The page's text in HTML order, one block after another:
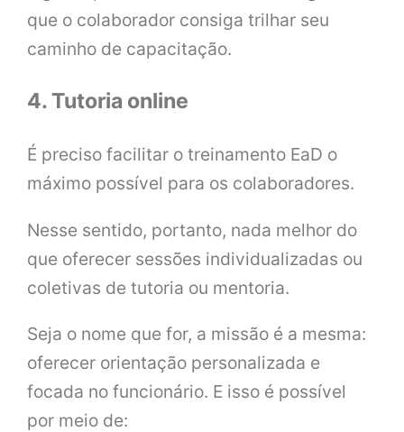
que o colaborador consiga trilhar seu
caminho de capacitação.
4. Tutoria online
É preciso facilitar o treinamento EaD o
máximo possível para os colaboradores.
Nesse sentido, portanto, nada melhor do
que oferecer sessões individualizadas ou
coletivas de tutoria ou mentoria.
Seja o nome que for, a missão é a mesma:
oferecer orientação personalizada e
focada no funcionário. E isso é possível
por meio de: